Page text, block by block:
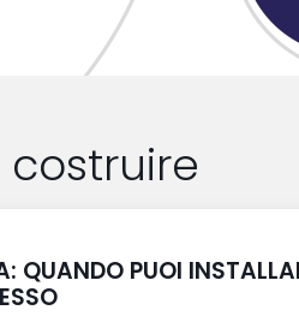
QUANDO PUOI